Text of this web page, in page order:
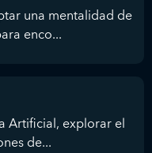
una mentalidad de
enco...
Artificial, explorar el
de...